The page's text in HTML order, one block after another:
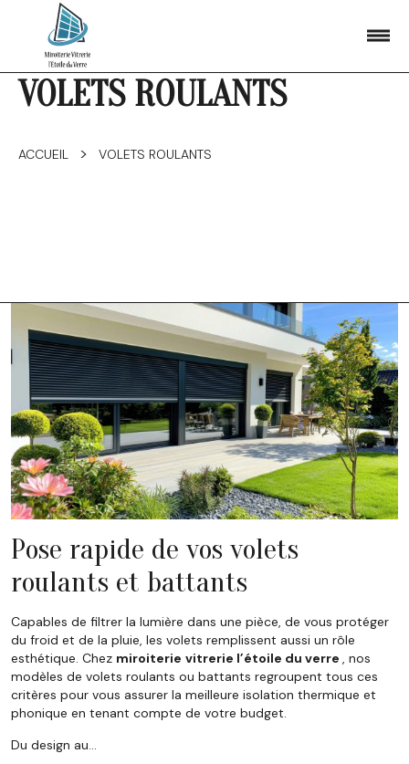
VOLETS ROULANTS
ACCUEIL > VOLETS ROULANTS
Pose rapide de vos volets
roulants et battants
Capables de filtrer la lumière dans une pièce, de vous protéger
du froid et de la pluie, les volets remplissent aussi un rôle
esthétique. Chez miroiterie vitrerie l’étoile du verre , nos
modèles de volets roulants ou battants regroupent tous ces
critères pour vous assurer la meilleure isolation thermique et
phonique en tenant compte de votre budget.
Du design au…